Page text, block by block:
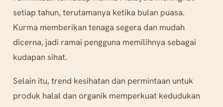
setiap tahun, terutamanya ketika bulan puasa.
Kurma memberikan tenaga segera dan mudah
dicerna, jadi ramai pengguna memilihnya sebagai
kudapan sihat.
Selain itu, trend kesihatan dan permintaan untuk
produk halal dan organik memperkuat kedudukan